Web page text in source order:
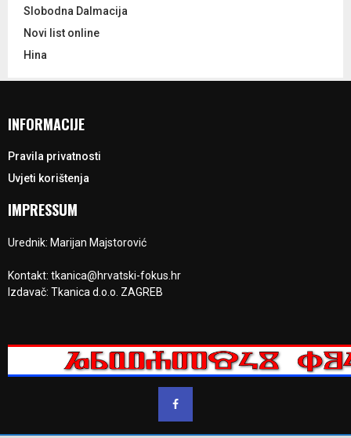
Slobodna Dalmacija
Novi list online
Hina
INFORMACIJE
Pravila privatnosti
Uvjeti korištenja
IMPRESSUM
Urednik: Marijan Majstorović
Kontakt: tkanica@hrvatski-fokus.hr
Izdavač: Tkanica d.o.o. ZAGREB